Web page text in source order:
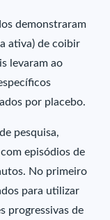
demonstraram
ativa) de coibir
levaram ao
por placebo.
pesquisa,
episódios de
No primeiro
para utilizar
progressivas de